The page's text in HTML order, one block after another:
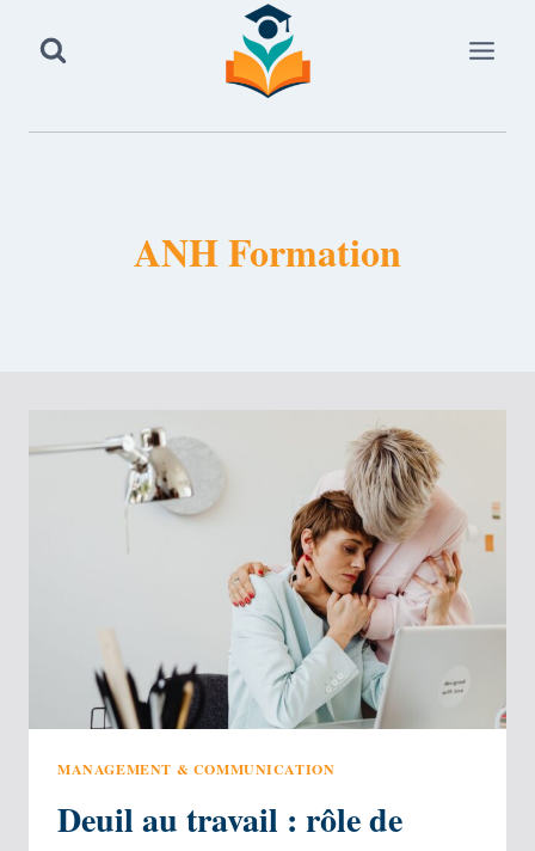
ANH Formation
MANAGEMENT & COMMUNICATION
Deuil au travail : rôle de